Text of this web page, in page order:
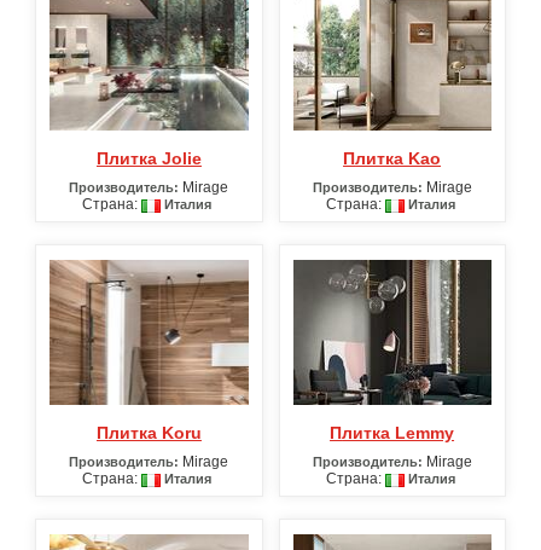
Плитка Jolie
Производитель: Mirage
Страна:
Италия
Плитка Kao
Производитель: Mirage
Страна:
Италия
Плитка Koru
Производитель: Mirage
Страна:
Италия
Плитка Lemmy
Производитель: Mirage
Страна:
Италия